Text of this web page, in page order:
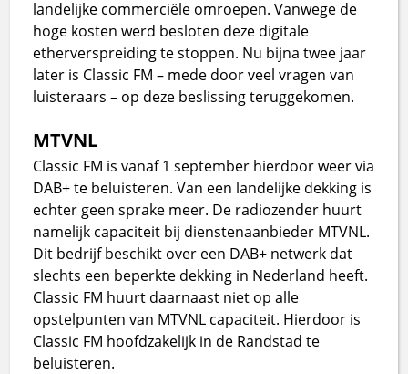
landelijke commerciële omroepen. Vanwege de
hoge kosten werd besloten deze digitale
etherverspreiding te stoppen. Nu bijna twee jaar
later is Classic FM – mede door veel vragen van
luisteraars – op deze beslissing teruggekomen.
MTVNL
Classic FM is vanaf 1 september hierdoor weer via
DAB+ te beluisteren. Van een landelijke dekking is
echter geen sprake meer. De radiozender huurt
namelijk capaciteit bij dienstenaanbieder MTVNL.
Dit bedrijf beschikt over een DAB+ netwerk dat
slechts een beperkte dekking in Nederland heeft.
Classic FM huurt daarnaast niet op alle
opstelpunten van MTVNL capaciteit. Hierdoor is
Classic FM hoofdzakelijk in de Randstad te
beluisteren.